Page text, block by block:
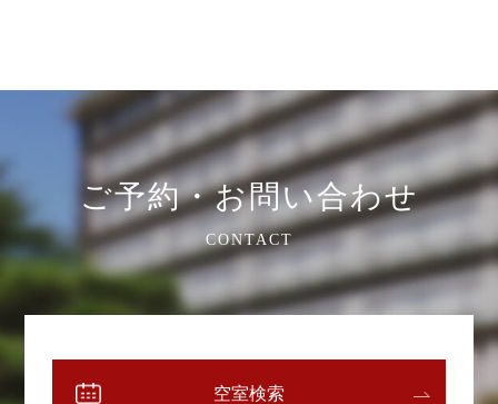
ご予約・お問い合わせ
CONTACT
空室検索